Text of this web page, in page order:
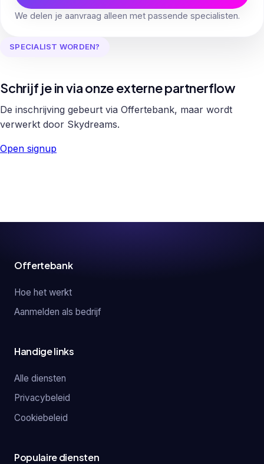
We delen je aanvraag alleen met passende specialisten.
SPECIALIST WORDEN?
Schrijf je in via onze externe partnerflow
De inschrijving gebeurt via Offertebank, maar wordt
verwerkt door Skydreams.
Open signup
Offertebank
Hoe het werkt
Aanmelden als bedrijf
Handige links
Alle diensten
Privacybeleid
Cookiebeleid
Populaire diensten